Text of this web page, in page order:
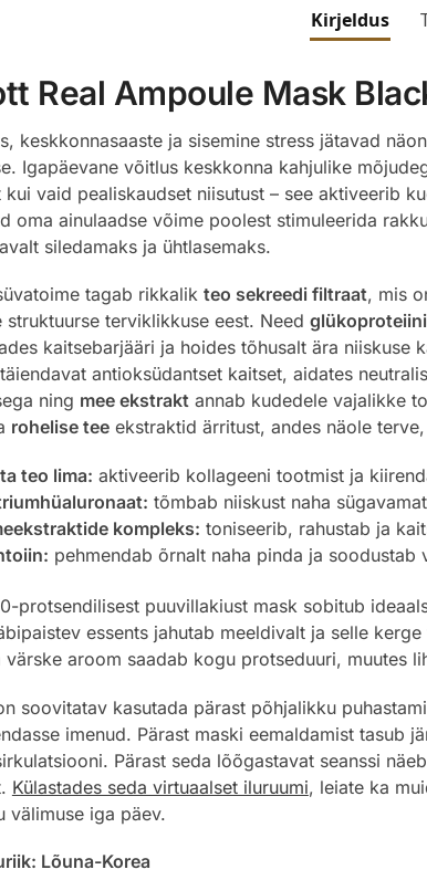
Kirjeldus
Real Ampoule Mask
keskkonnasaaste ja sisemine stress jätavad
Igapäevane võitlus keskkonna kahjulike
kui vaid pealiskaudset niisutust – see aktiveerib
oma ainulaadse võime poolest stimuleerida
siledamaks ja ühtlasemaks.
tagab rikkalik teo sekreedi filtraat, mis
struktuurse terviklikkuse eest. Need
kaitsebarjääri ja hoides tõhusalt ära niiskuse
antioksüdantset kaitset, aidates
ning mee ekstraktannab kudedele vajalikke
rohelise teeekstraktid ärritust, andes näole
teo lima: aktiveerib kollageeni tootmist ja
tõmbab niiskust naha
kompleks: toniseerib, rahustab ja
pehmendab õrnalt naha pinda ja soodustab
protsendilisest puuvillakiust mask sobitub
essents jahutab meeldivalt ja selle
värske aroom saadab kogu protseduuri, muutes
soovitatav kasutada pärast põhjalikku
imenud. Pärast maski eemaldamist tasub
Pärast seda lõõgastavat seanssi
Külastades seda virtuaalset iluruumi, leiate ka
välimuse iga päev.
Lõuna-Korea